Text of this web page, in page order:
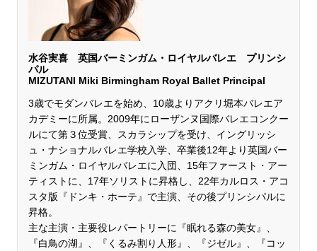
水谷実喜 英国バーミンガム・ロイヤルバレエ プリンシ
パル
MIZUTANI Miki Birmingham Royal Ballet Principal
3歳でモダンバレエを始め、10歳よりアクリ堀本バレエア
カデミーに所属。2009年にローザンヌ国際バレエコンクー
ルにて第３位受賞、スカラシップを受け、イングリッシ
ュ・ナショナルバレエ学校入学、卒業後12年より英国バー
ミンガム・ロイヤルバレエに入団、15年ファースト・アー
ティストに、17年ソリストに昇格し、22年カルロス・アコ
スタ版『ドンキ・ホーテ』で主演、その後プリンシパルに
昇格。
主な主演・主要役レパートリーに『眠れる森の美女』、
『白鳥の湖』、『くるみ割り人形』、『ジゼル』、『コッ